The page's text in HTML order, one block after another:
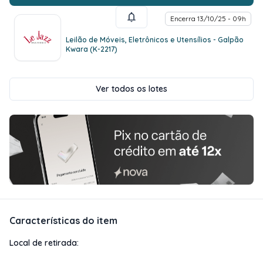
Encerra 13/10/25 - 09h
Leilão de Móveis, Eletrônicos e Utensílios - Galpão
Kwara (K-2217)
Ver todos os lotes
Características do item
Local de retirada: